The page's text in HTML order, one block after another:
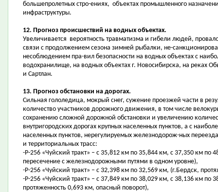
большепролетных стро-ениях, объектах промышленного
инфраструктуры.
12. Прогноз происшествий на водных объектах.
Увеличивается вероятность травматизма и гибели людей,
связи с продолжением сезона зимней рыбалки, не-
несоблюдением пра-вил безопасности на водных объектах с
водохранилище, на водных объектах г. Новосибирска, на
и Сартлан.
13. Прогноз обстановки на дорогах.
Сильная гололедица, мокрый снег, сужение проезжей части в
количество участников дорожного движения, в том числе
сохранению сложной дорожной обстановки и увеличению
внутригородских дорогах крупных населенных пунктов, а с
населенных пунктов, нерегулируемых железнодорож-ных
и территориальных трасс:
-Р-256 «Чуйский тракт» – с 35,812 км по 35,844 км, с 37,350 км по
пересечение с железнодорожными путями в одном уровне),
-Р-256 «Чуйский тракт» – с 32,398 км по 32,569 км, (г.Бердск,
-Р-256 «Чуйский тракт» – с 37,849 км по 38,029 км, с 38,136 км
протяженность 0,693 км, опасный поворот),